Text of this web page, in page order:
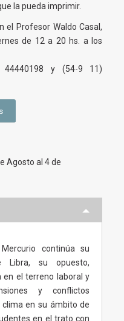
la pueda imprimir.
el Profesor Waldo Casal,
de 12 a 20 hs. a los
44440198 y (54-9 11)
Agosto al 4 de
Mercurio continúa su
su opuesto,
en el terreno laboral y
y conflictos
en su ámbito de
en el trato con